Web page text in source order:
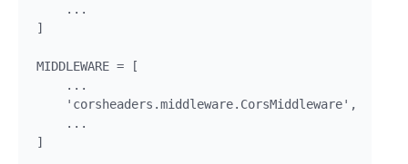
    ...
]
MIDDLEWARE = [
    ...
    'corsheaders.middleware.CorsMiddleware',
    ...
]